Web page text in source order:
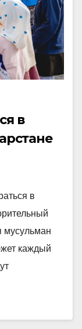
в
в
мусульман
каждый